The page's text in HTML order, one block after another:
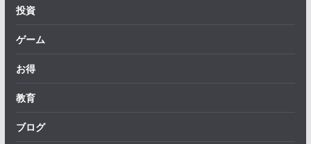
投資
ゲーム
お得
教育
ブログ